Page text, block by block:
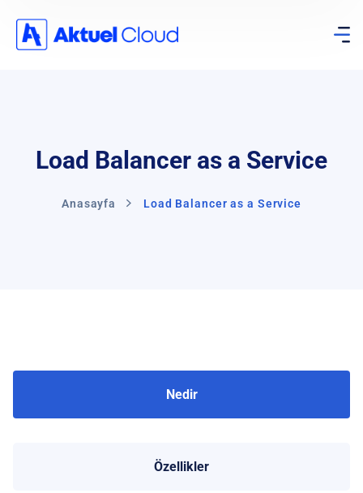
Load Balancer as a Service
Anasayfa Load Balancer as a Service
Nedir
Özellikler